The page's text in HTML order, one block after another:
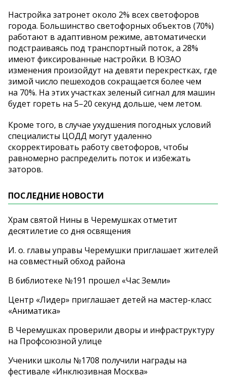
Настройка затронет около 2% всех светофоров
города. Большинство светофорных объектов (70%)
работают в адаптивном режиме, автоматически
подстраиваясь под транспортный поток, а 28%
имеют фиксированные настройки. В ЮЗАО
изменения произойдут на девяти перекрестках, где
зимой число пешеходов сокращается более чем
на 70%. На этих участках зеленый сигнал для машин
будет гореть на 5–20 секунд дольше, чем летом.
Кроме того, в случае ухудшения погодных условий
специалисты ЦОДД могут удаленно
скорректировать работу светофоров, чтобы
равномерно распределить поток и избежать
заторов.
ПОСЛЕДНИЕ НОВОСТИ
Храм святой Нины в Черемушках отметит
десятилетие со дня освящения
И. о. главы управы Черемушки приглашает жителей
на совместный обход района
В библиотеке №191 прошел «Час Земли»
Центр «Лидер» приглашает детей на мастер-класс
«Аниматика»
В Черемушках проверили дворы и инфраструктуру
на Профсоюзной улице
Ученики школы №1708 получили награды на
фестивале «Инклюзивная Москва»